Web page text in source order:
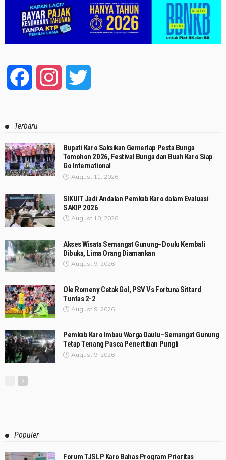
Facebook Instagram
Terbaru
Bupati Karo Saksikan Gemerlap Pesta Bunga
Tomohon 2026, Festival Bunga dan Buah Karo Siap
Go International
August 11, 2026
SIKUIT Jadi Andalan Pemkab Karo dalam Evaluasi
SAKIP 2026
August 10, 2026
Akses Wisata Semangat Gunung–Doulu Kembali
Dibuka, Lima Orang Diamankan
August 9, 2026
Ole Romeny Cetak Gol, PSV Vs Fortuna Sittard
Tuntas 2-2
August 9, 2026
Pemkab Karo Imbau Warga Daulu–Semangat Gunung
Tetap Tenang Pasca Penertiban Pungli
August 9, 2026
Populer
Forum TJSLP Karo Bahas Program Prioritas